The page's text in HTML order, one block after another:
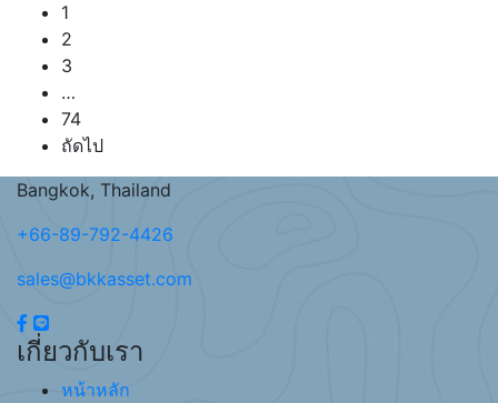
1
2
3
…
74
ถัดไป
Bangkok, Thailand
+66-89-792-4426
sales@bkkasset.com
เกี่ยวกับเรา
หน้าหลัก